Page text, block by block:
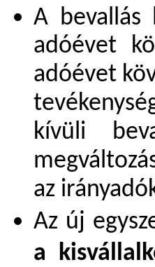
A bevallás
adóévet
adóévet
kívüli
az
Az új
a